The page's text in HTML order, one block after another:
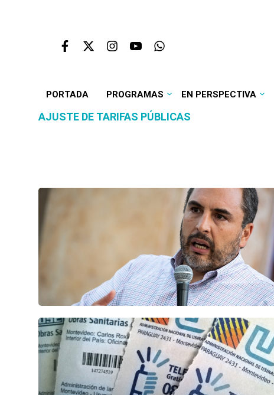
PORTADA PROGRAMAS EN PERSPECTIVA
AJUSTE DE TARIFAS PÚBLICAS